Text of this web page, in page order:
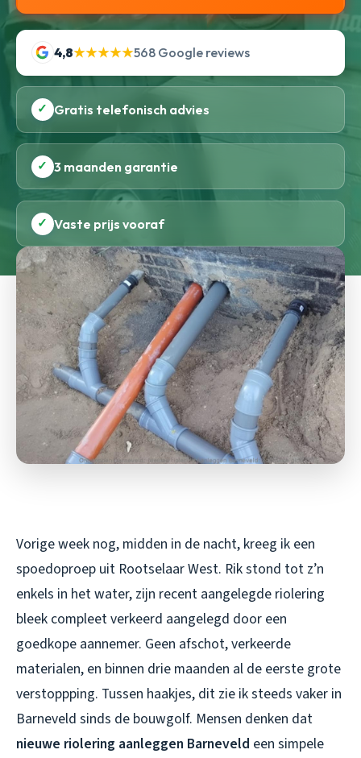
4,8★★★★★568 Google reviews
✓ Gratis telefonisch advies
✓ 3 maanden garantie
✓ Vaste prijs vooraf
Vorige week nog, midden in de nacht, kreeg ik een
spoedoproep uit Rootselaar West. Rik stond tot z’n
enkels in het water, zijn recent aangelegde riolering
bleek compleet verkeerd aangelegd door een
goedkope aannemer. Geen afschot, verkeerde
materialen, en binnen drie maanden al de eerste grote
verstoppping. Tussen haakjes, dit zie ik steeds vaker in
Barneveld sinds de bouwgolf. Mensen denken dat
nieuwe riolering aanleggen Barneveld een simpele